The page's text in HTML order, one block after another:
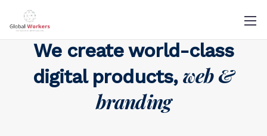
We create world-class
digital products, web &
branding